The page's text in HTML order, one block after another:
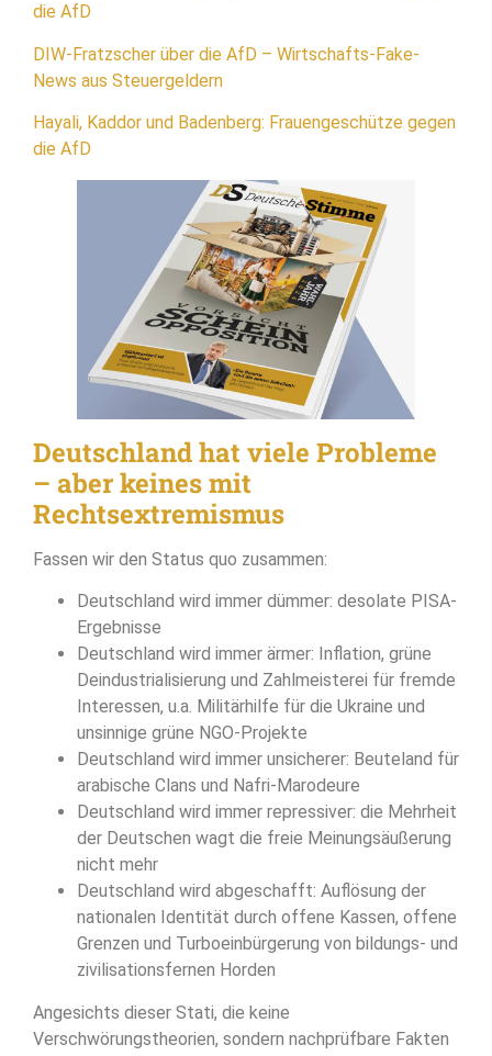
die AfD
DIW-Fratzscher über die AfD – Wirtschafts-Fake-
News aus Steuergeldern
Hayali, Kaddor und Badenberg: Frauengeschütze gegen
die AfD
Deutschland hat viele Probleme
– aber keines mit
Rechtsextremismus
Fassen wir den Status quo zusammen:
Deutschland wird immer dümmer: desolate PISA-
Ergebnisse
Deutschland wird immer ärmer: Inflation, grüne
Deindustrialisierung und Zahlmeisterei für fremde
Interessen, u.a. Militärhilfe für die Ukraine und
unsinnige grüne NGO-Projekte
Deutschland wird immer unsicherer: Beuteland für
arabische Clans und Nafri-Marodeure
Deutschland wird immer repressiver: die Mehrheit
der Deutschen wagt die freie Meinungsäußerung
nicht mehr
Deutschland wird abgeschafft: Auflösung der
nationalen Identität durch offene Kassen, offene
Grenzen und Turboeinbürgerung von bildungs- und
zivilisationsfernen Horden
Angesichts dieser Stati, die keine
Verschwörungstheorien, sondern nachprüfbare Fakten